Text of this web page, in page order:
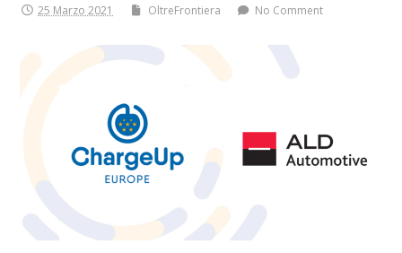
25 Marzo 2021 OltreFrontiera No Comment